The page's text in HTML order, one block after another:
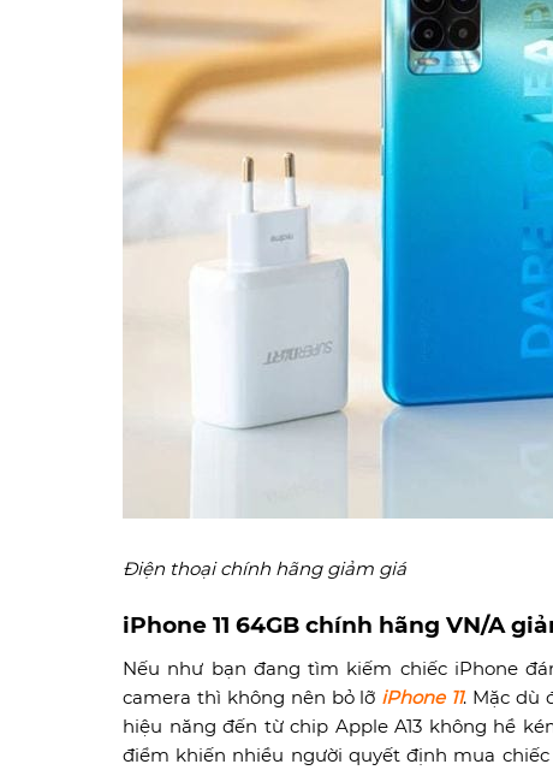
Điện thoại chính hãng giảm giá
iPhone 11 64GB chính hãng VN/A
Nếu như bạn đang tìm kiếm chiếc iPhone
camera thì không nên bỏ lỡ iPhone 11. Mặc dù
hiệu năng đến từ chip Apple A13 không hề
điểm khiến nhiều người quyết định mua